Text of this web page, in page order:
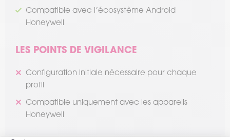
Compatible avec l’écosystème Android
Honeywell
LES POINTS DE VIGILANCE
Configuration initiale nécessaire pour chaque
profil
Compatible uniquement avec les appareils
Honeywell